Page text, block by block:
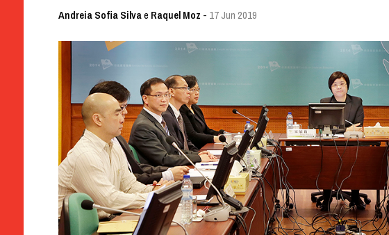
Andreia Sofia Silvae Raquel Moz - 17 Jun 2019